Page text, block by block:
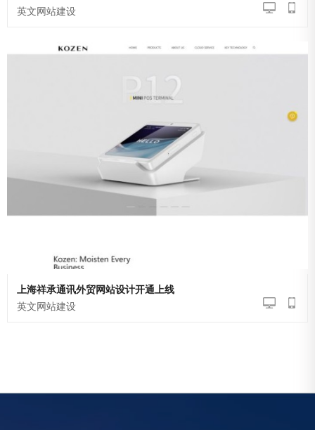
英文网站建设
上海祥承通讯外贸网站设计开通上线
英文网站建设